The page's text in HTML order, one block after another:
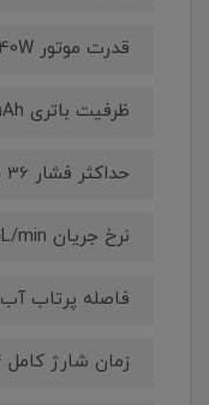
قدرت موتور 240W
ظرفیت باتری 6000mAh
حداکثر فشار 36 بار
نرخ جریان 4L/min
فاصله پرتاب آب 6-8 متر
زمان شارژ کامل 4 ساعت